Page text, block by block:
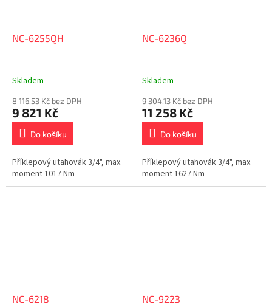
NC-6255QH
Skladem
8 116,53 Kč bez DPH
9 821 Kč
Do košíku
Příklepový utahovák 3/4", max.
moment 1017 Nm
NC-6236Q
Skladem
9 304,13 Kč bez DPH
11 258 Kč
Do košíku
Příklepový utahovák 3/4", max.
moment 1627 Nm
NC-6218 NC-9223